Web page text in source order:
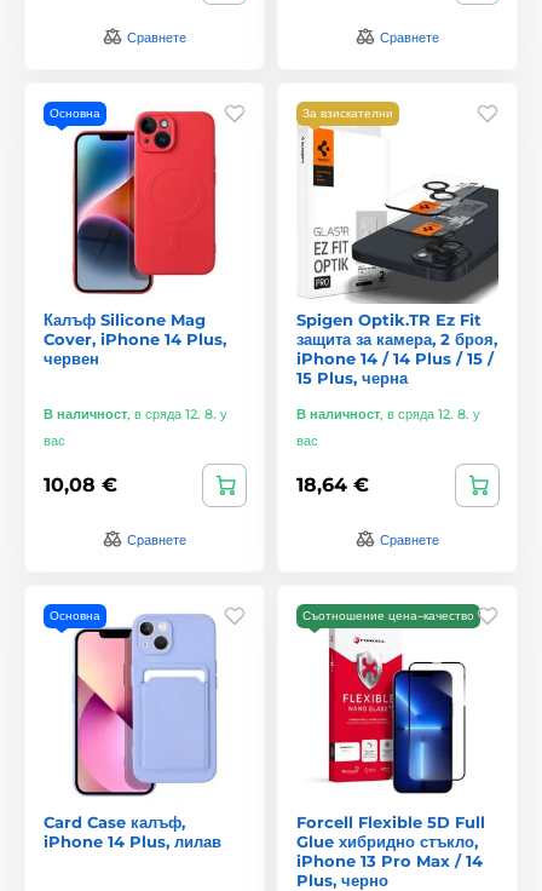
Сравнете Сравнете
Основна
Калъф Silicone Mag
Cover, iPhone 14 Plus,
червен
В наличност, в сряда 12. 8. у
вас
10,08 €
Сравнете
За взискателни
Spigen Optik.TR Ez Fit
защита за камера, 2 броя,
iPhone 14 / 14 Plus / 15 /
15 Plus, черна
В наличност, в сряда 12. 8. у
вас
18,64 €
Сравнете
Основна
Card Case калъф,
iPhone 14 Plus, лилав
Съотношение цена–качество
Forcell Flexible 5D Full
Glue хибридно стъкло,
iPhone 13 Pro Max / 14
Plus, черно